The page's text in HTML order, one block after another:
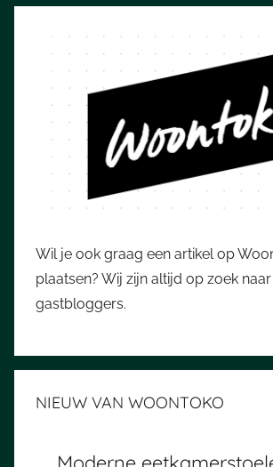
Wil je ook graag een artikel op
plaatsen? Wij zijn altijd op zoek naar
gastbloggers.
NIEUW VAN WOONTOKO